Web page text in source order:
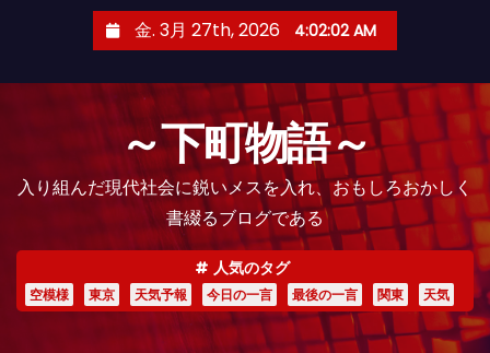
金. 3月 27th, 2026 4:02:03 AM
～下町物語～
入り組んだ現代社会に鋭いメスを入れ、おもしろおかしく
書綴るブログである
人気のタグ
空模様 東京 天気予報 今日の一言 最後の一言 関東 天気